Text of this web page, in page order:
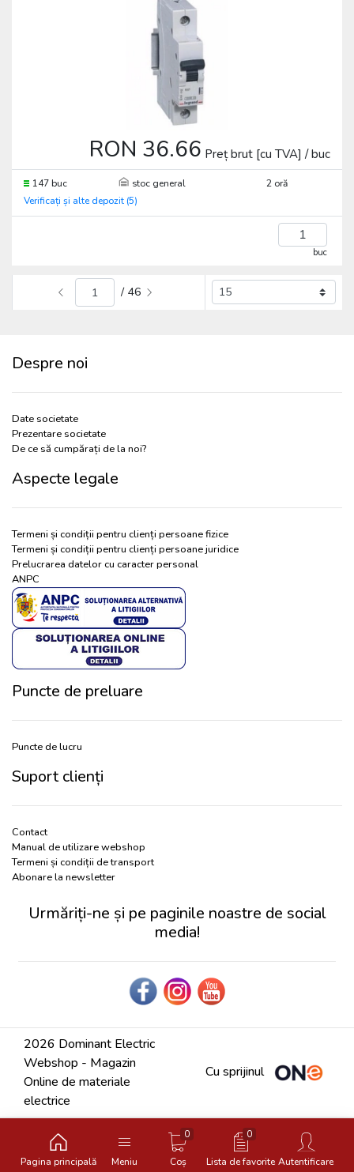
RON 36.66 Preț brut [cu TVA] / buc
147 buc stoc general
2 oră
Verificați și alte depozit (5)
buc
/ 46
Despre noi
Date societate
Prezentare societate
De ce să cumpărați de la noi?
Aspecte legale
Termeni și condiții pentru clienți persoane fizice
Termeni și condiții pentru clienți persoane juridice
Prelucrarea datelor cu caracter personal
ANPC
Puncte de preluare
Puncte de lucru
Suport clienți
Contact
Manual de utilizare webshop
Termeni și condiții de transport
Abonare la newsletter
Urmăriți-ne și pe paginile noastre de social
media!
2026 Dominant Electric
Webshop - Magazin
Online de materiale
electrice
Cu sprijinul
Pagina principală Meniu
0
Coș
0
Lista de favorite Autentificare